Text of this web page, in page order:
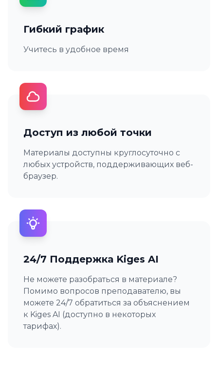
Гибкий график
Учитесь в удобное время
Доступ из любой точки
Материалы доступны круглосуточно с
любых устройств, поддерживающих веб-
браузер.
24/7 Поддержка Kiges AI
Не можете разобраться в материале?
Помимо вопросов преподавателю, вы
можете 24/7 обратиться за объяснением
к Kiges AI (доступно в некоторых
тарифах).